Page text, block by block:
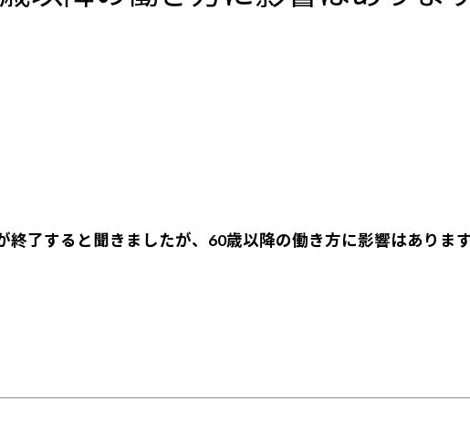
終了すると聞きましたが、60歳以降の働き方に影響はありま